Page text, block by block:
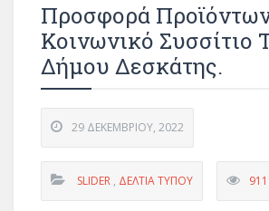
Προσφορά
Κοινωνικό Συσσίτιο
Δήμου Δεσκάτης.
29 ΔΕΚΕΜΒΡΊΟΥ, 2022
SLIDER , ΔΕΛΤΊΑ ΤΎΠΟΥ 911